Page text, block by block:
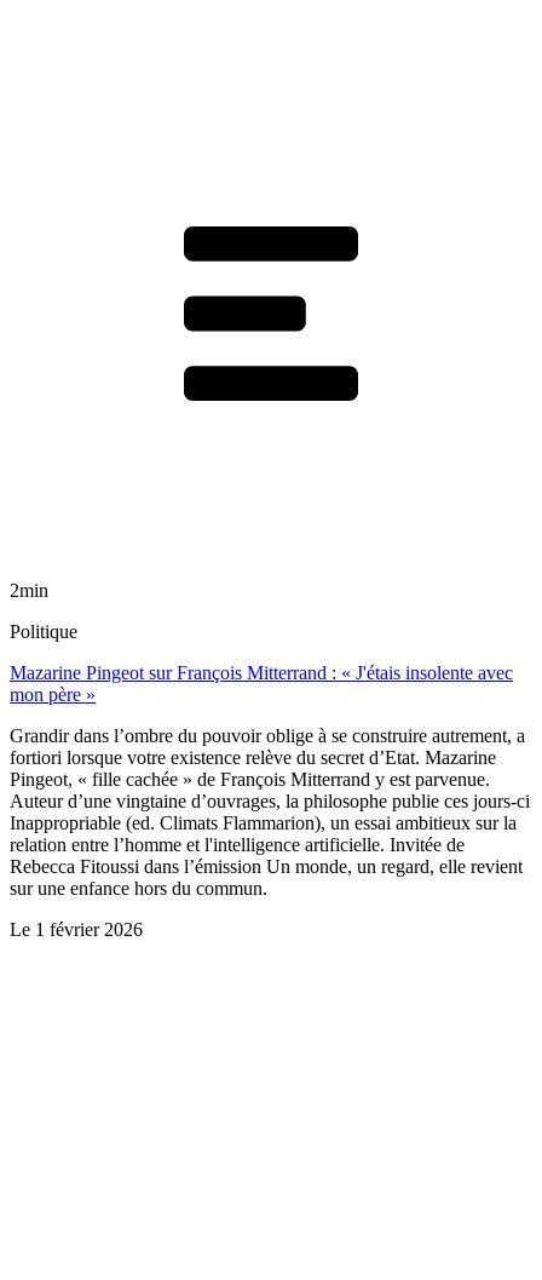
2min
Politique
Mazarine Pingeot sur François Mitterrand : « J'étais insolente avec
mon père »
Grandir dans l’ombre du pouvoir oblige à se construire autrement, a
fortiori lorsque votre existence relève du secret d’Etat. Mazarine
Pingeot, « fille cachée » de François Mitterrand y est parvenue.
Auteur d’une vingtaine d’ouvrages, la philosophe publie ces jours-ci
Inappropriable (ed. Climats Flammarion), un essai ambitieux sur la
relation entre l’homme et l'intelligence artificielle. Invitée de
Rebecca Fitoussi dans l’émission Un monde, un regard, elle revient
sur une enfance hors du commun.
Le 1 février 2026